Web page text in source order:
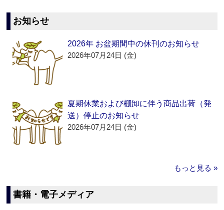
お知らせ
2026年 お盆期間中の休刊のお知らせ
2026年07月24日 (金)
夏期休業および棚卸に伴う商品出荷（発
送）停止のお知らせ
2026年07月24日 (金)
もっと見る »
書籍・電子メディア